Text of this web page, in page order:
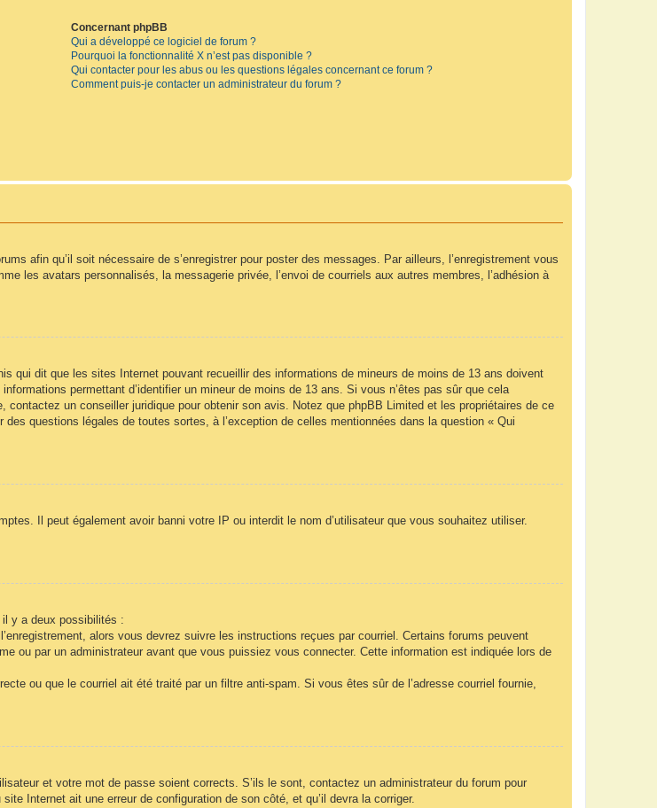
Concernant phpBB
Qui a développé ce logiciel de forum ?
Pourquoi la fonctionnalité X n’est pas disponible ?
Qui contacter pour les abus ou les questions légales concernant ce forum ?
Comment puis-je contacter un administrateur du forum ?
afin qu’il soit nécessaire de s’enregistrer pour poster des messages. Par ailleurs, l’enregistrement vous
les avatars personnalisés, la messagerie privée, l’envoi de courriels aux autres membres, l’adhésion à
qui dit que les sites Internet pouvant recueillir des informations de mineurs de moins de 13 ans doivent
permettant d’identifier un mineur de moins de 13 ans. Si vous n’êtes pas sûr que cela
contactez un conseiller juridique pour obtenir son avis. Notez que phpBB Limited et les propriétaires de ce
questions légales de toutes sortes, à l’exception de celles mentionnées dans la question « Qui
Il peut également avoir banni votre IP ou interdit le nom d’utilisateur que vous souhaitez utiliser.
il y a deux possibilités :
alors vous devrez suivre les instructions reçues par courriel. Certains forums peuvent
ou par un administrateur avant que vous puissiez vous connecter. Cette information est indiquée lors de
ou que le courriel ait été traité par un filtre anti-spam. Si vous êtes sûr de l’adresse courriel fournie,
et votre mot de passe soient corrects. S’ils le sont, contactez un administrateur du forum pour
Internet ait une erreur de configuration de son côté, et qu’il devra la corriger.